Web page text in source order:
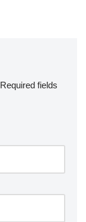
Required fields